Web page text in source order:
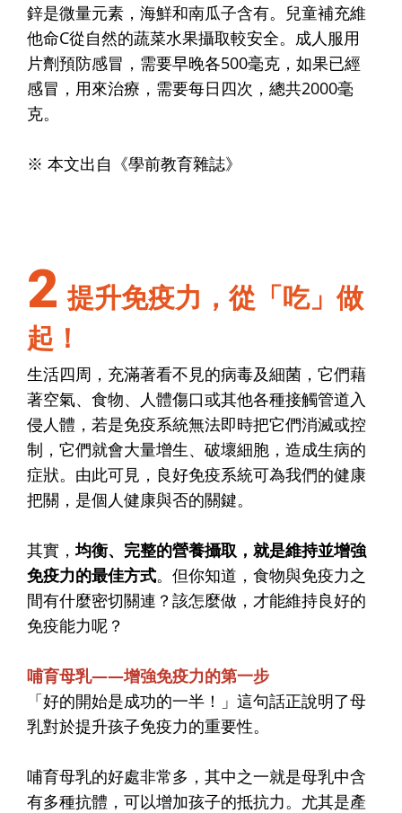
鋅是微量元素，海鮮和南瓜子含有。兒童補充維
他命C從自然的蔬菜水果攝取較安全。成人服用
片劑預防感冒，需要早晚各500毫克，如果已經
感冒，用來治療，需要每日四次，總共2000毫
克。
※ 本文出自《學前教育雜誌》
2 提升免疫力，從「吃」做
起！
生活四周，充滿著看不見的病毒及細菌，它們藉
著空氣、食物、人體傷口或其他各種接觸管道入
侵人體，若是免疫系統無法即時把它們消滅或控
制，它們就會大量增生、破壞細胞，造成生病的
症狀。由此可見， 良好免疫系統可為我們的健康
把關，是個人健康與否的關鍵。
其實，均衡、完整的營養攝取，就是維持並增強
免疫力的最佳方式。但你知道，食物與免疫力之
間有什麼密切關連？該怎麼做，才能維持良好的
免疫能力呢？
哺育母乳——增強免疫力的第一步
「好的開始是成功的一半！」這句話正說明了母
乳對於提升孩子免疫力的重要性。
哺育母乳的好處非常多，其中之一就是母乳中含
有多種抗體，可以增加孩子的抵抗力。尤其是產